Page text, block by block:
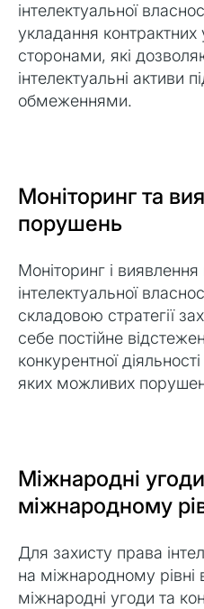
інтелектуальної
укладання контрактних
сторонами, які
інтелектуальні активи
обмеженнями.
Моніторинг та
порушень
Моніторинг і
інтелектуальної
складовою стратегії
себе постійне
конкурентної
яких можливих
Міжнародні
міжнародному
Для захисту права
на міжнародному рівні
міжнародні угоди та